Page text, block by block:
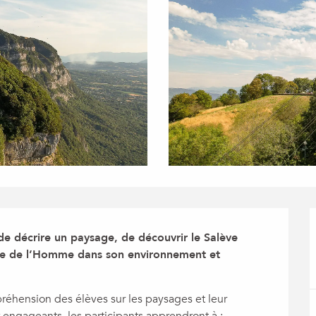
décrire un paysage, de découvrir le Salève
l’Homme dans son environnement et
des élèves sur les paysages et leur